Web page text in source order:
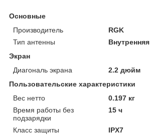
Основные
Производитель
RGK
Тип антенны
Внутренняя
Экран
Диагональ экрана
2.2 дюйм
Пользовательские характеристики
Вес нетто
0.197 кг
Время работы без
подзарядки
15 ч
Класс защиты
IPX7